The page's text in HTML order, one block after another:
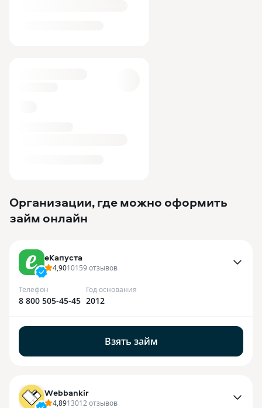
Организации, где можно оформить
займ онлайн
еКапуста
4,9010159отзывов
Телефон
8 800 505-45-45
Год основания
2012
Взять займ
Webbankir
4,8913012 отзывов